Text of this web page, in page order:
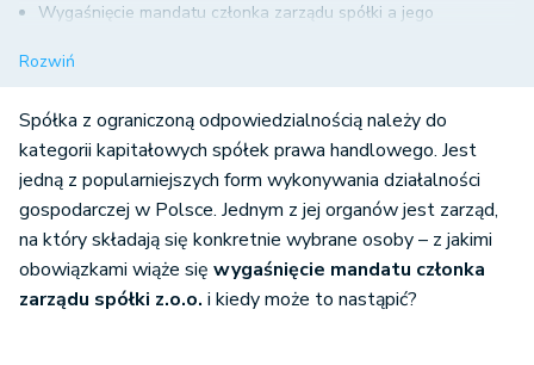
Wygaśnięcie mandatu członka zarządu spółki a jego
Rozwiń
Spółka z ograniczoną odpowiedzialnością należy do
kategorii kapitałowych spółek prawa handlowego. Jest
jedną z popularniejszych form wykonywania działalności
gospodarczej w Polsce. Jednym z jej organów jest zarząd,
na który składają się konkretnie wybrane osoby – z jakimi
obowiązkami wiąże się wygaśnięcie mandatu członka
zarządu spółki z.o.o. i kiedy może to nastąpić?